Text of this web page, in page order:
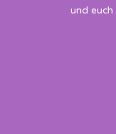
und euch